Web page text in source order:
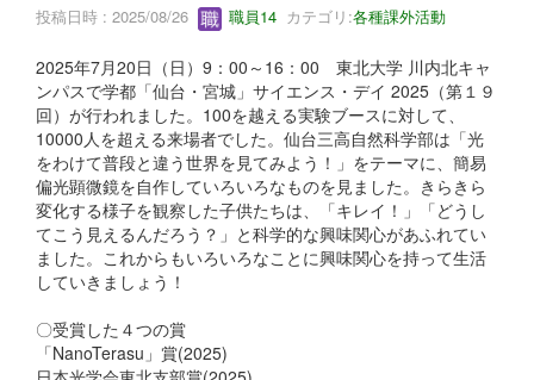
投稿日時 : 2025/08/26 職員14 カテゴリ:各種課外活動
2025年7月20日（日）9：00～16：00 東北大学 川内北キャ
ンパスで学都「仙台・宮城」サイエンス・デイ 2025（第１９
回）が行われました。100を越える実験ブースに対して、
10000人を超える来場者でした。仙台三高自然科学部は「光
をわけて普段と違う世界を見てみよう！」をテーマに、簡易
偏光顕微鏡を自作していろいろなものを見ました。きらきら
変化する様子を観察した子供たちは、「キレイ！」「どうし
てこう見えるんだろう？」と科学的な興味関心があふれてい
ました。これからもいろいろなことに興味関心を持って生活
していきましょう！
〇受賞した４つの賞
「NanoTerasu」賞(2025)